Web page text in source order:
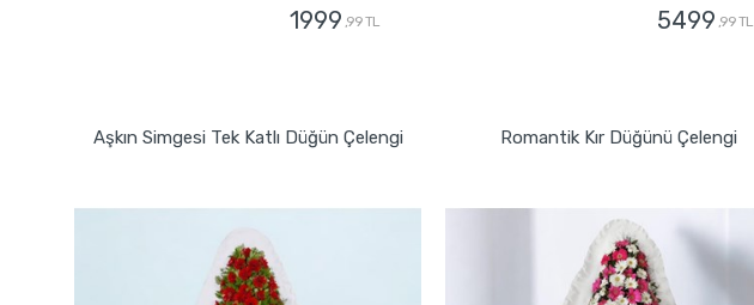
1999 ,99 TL 5499 ,99 TL
Aşkın Simgesi Tek Katlı Düğün Çelengi Romantik Kır Düğünü Çelengi